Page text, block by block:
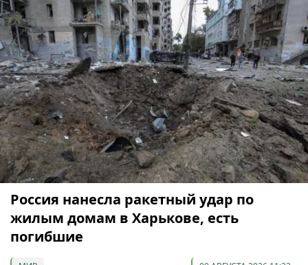
Россия нанесла ракетный удар по
жилым домам в Харькове, есть
погибшие